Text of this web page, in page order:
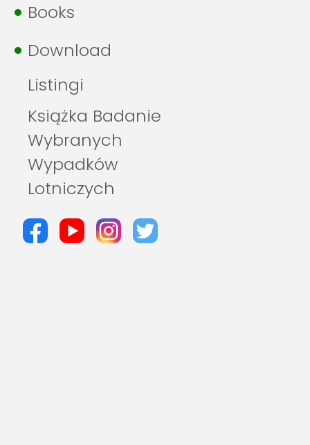
Books
Download
Listingi
Książka Badanie
Wybranych
Wypadków
Lotniczych